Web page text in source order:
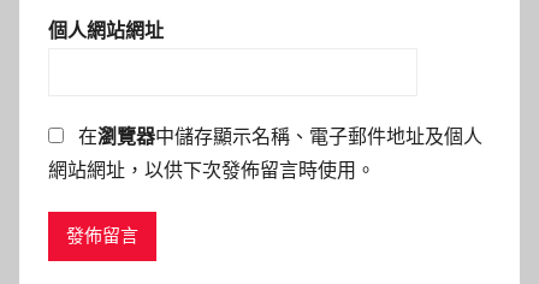
個人網站網址
在瀏覽器中儲存顯示名稱、電子郵件地址及個人
網站網址，以供下次發佈留言時使用。